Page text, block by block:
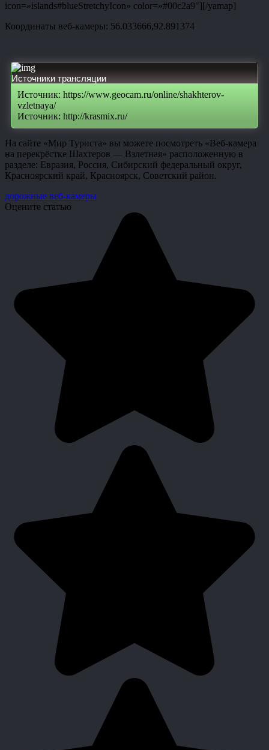
icon=»islands#blueStretchyIcon» color=»#00c2a9″][/yamap]
Координаты веб-камеры: 56.033666,92.891374
Источники трансляции
Источник: https://www.geocam.ru/online/shakhterov-
vzletnaya/
Источник: http://krasmix.ru/
На сайте «Мир Туриста» вы можете посмотреть «Веб-камера
на перекрёстке Шахтеров — Взлетная» расположенную в
разделе: Евразия, Россия, Сибирский федеральный округ,
Красноярский край, Красноярск, Советский район.
дорожные веб-камеры
Оцените статью